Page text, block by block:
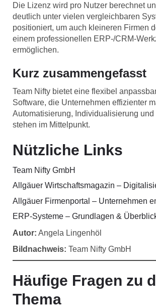
Die Lizenz wird pro Nutzer berechnet
deutlich unter vielen vergleichbaren
positioniert, um auch kleineren Firmen
einem professionellen ERP-/CRM-
ermöglichen.
Kurz zusammengefasst
Team Nifty bietet eine flexibel
Software, die Unternehmen effizienter
Automatisierung, Individualisierung
stehen im Mittelpunkt.
Nützliche Links
Team Nifty GmbH
Allgäuer Wirtschaftsmagazin –
Allgäuer Firmenportal – Unternehmen
ERP-Systeme – Grundlagen &
Autor: Angela Lingenhöl
Bildnachweis: Team Nifty GmbH
Häufige Fragen zu
Thema